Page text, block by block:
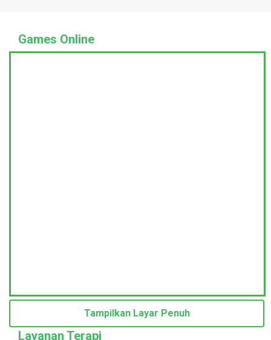
Games Online
Tampilkan Layar Penuh
Layanan Terapi